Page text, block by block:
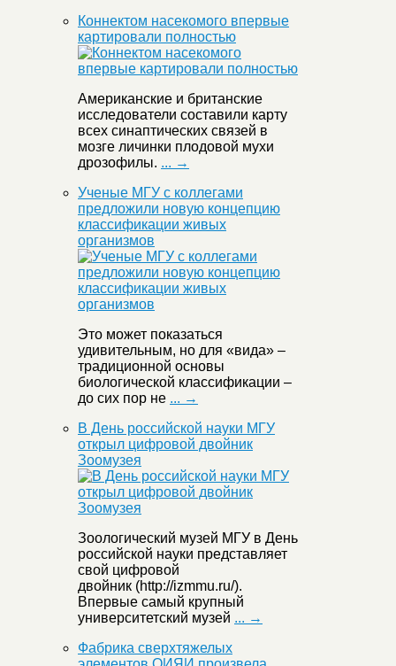
Коннектом насекомого впервые
картировали полностью
Американские и британские
исследователи составили карту
всех синаптических связей в
мозге личинки плодовой мухи
дрозофилы. ... →
Ученые МГУ с коллегами
предложили новую концепцию
классификации живых
организмов
Это может показаться
удивительным, но для «вида» –
традиционной основы
биологической классификации –
до сих пор не ... →
В День российской науки МГУ
открыл цифровой двойник
Зоомузея
Зоологический музей МГУ в День
российской науки представляет
свой цифровой
двойник (http://izmmu.ru/).
Впервые самый крупный
университетский музей ... →
Фабрика сверхтяжелых